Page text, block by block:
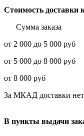
Стоимость доставки
Сумма заказа
от 2 000 до 5
от 5 000 до 8
от 8 000
За МКАД доставки
В пункты выдачи